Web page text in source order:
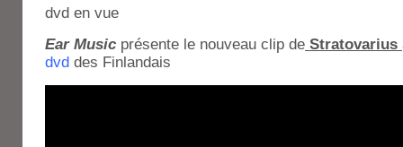
dvd en vue
Ear Music présente le nouveau clip de Stratovarius
dvd des Finlandais